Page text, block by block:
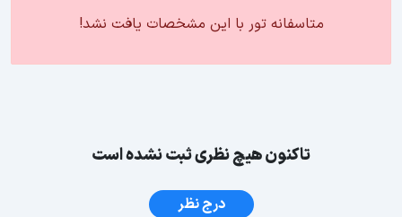
متاسفانه تور با این مشخصات یافت نشد!
تاکنون هیچ نظری ثبت نشده است
درج نظر